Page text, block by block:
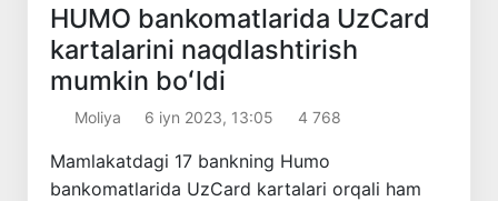
HUMO bankomatlarida UzCard
kartalarini naqdlashtirish
mumkin boʻldi
Moliya 6 iyn 2023, 13:05 4 768
Mamlakatdagi 17 bankning Humo
bankomatlarida UzCard kartalari orqali ham